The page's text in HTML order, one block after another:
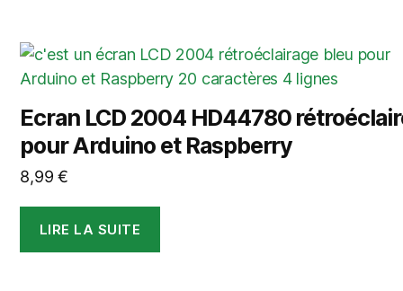
page
du
produit
Ecran LCD 2004 HD44780
pour Arduino et Raspberry
8,99€
LIRE LA SUITE